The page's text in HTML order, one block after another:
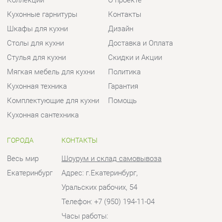
Кухонная сантехника
ГОРОДА
Весь мир
Екатеринбург
КОНТАКТЫ
Шоурум и склад самовывоза
Адрес: г.Екатеринбург,
Уральских рабочих, 54
Телефон: +7 (950) 194-11-04
Часы работы:
Отправить сообщение
© 2009-2026 Кухни Екатеринбург